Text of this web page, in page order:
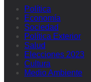
Política
Economía
Sociedad
Política Exterior
Salud
Elecciones 2023
Cultura
Medio Ambiente